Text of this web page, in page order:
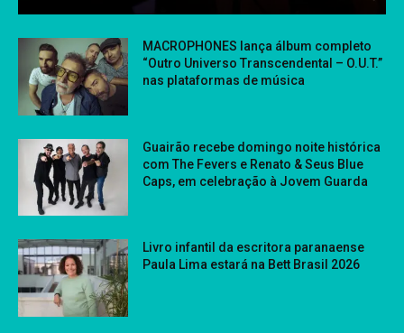
MACROPHONES lança álbum completo
“Outro Universo Transcendental – O.U.T.”
nas plataformas de música
Guairão recebe domingo noite histórica
com The Fevers e Renato & Seus Blue
Caps, em celebração à Jovem Guarda
Livro infantil da escritora paranaense
Paula Lima estará na Bett Brasil 2026